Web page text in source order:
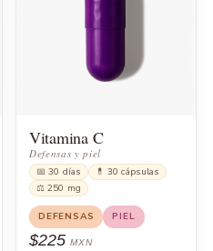
Vitamina C
Defensas y piel
📅 30 días
💊 30 cápsulas
⚖ 250 mg
DEFENSAS PIEL
$225 MXN